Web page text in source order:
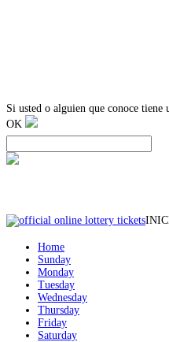
Si usted o alguien que conoce
OK
Home
Sunday
Monday
Tuesday
Wednesday
Thursday
Friday
Saturday